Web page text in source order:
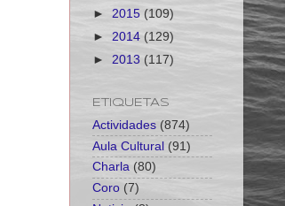
► 2015 (109)
► 2014 (129)
► 2013 (117)
ETIQUETAS
Actividades (874)
Aula Cultural (91)
Charla (80)
Coro (7)